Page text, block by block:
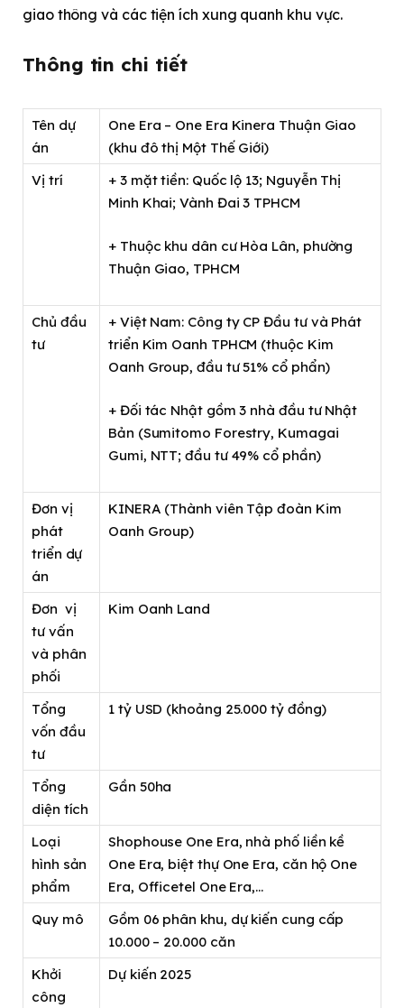
giao thông và các tiện ích xung quanh khu vực.
Thông tin chi tiết
Tên dự
án
One Era – One Era Kinera Thuận Giao
(khu đô thị Một Thế Giới)
Vị trí
+ 3 mặt tiền: Quốc lộ 13; Nguyễn Thị
Minh Khai; Vành Đai 3 TPHCM
+ Thuộc khu dân cư Hòa Lân, phường
Thuận Giao, TPHCM
Chủ đầu
tư
+ Việt Nam: Công ty CP Đầu tư và Phát
triển Kim Oanh TPHCM (thuộc Kim
Oanh Group, đầu tư 51% cổ phẩn)
+ Đối tác Nhật gồm 3 nhà đầu tư Nhật
Bản (Sumitomo Forestry, Kumagai
Gumi, NTT; đầu tư 49% cổ phần)
Đơn vị
phát
triển dự
án
KINERA (Thành viên Tập đoàn Kim
Oanh Group)
Đơn vị
tư vấn
và phân
phối
Kim Oanh Land
Tổng
vốn đầu
tư
1 tỷ USD (khoảng 25.000 tỷ đồng)
Tổng
diện tích
Gần 50ha
Loại
hình sản
phẩm
Shophouse One Era, nhà phố liền kề
One Era, biệt thự One Era, căn hộ One
Era, Officetel One Era,…
Quy mô
Gồm 06 phân khu, dự kiến cung cấp
10.000 – 20.000 căn
Khởi
công
Dự kiến 2025